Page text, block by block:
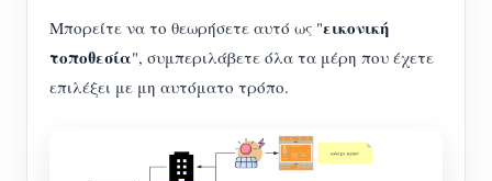
Μπορείτε να το θεωρήσετε αυτό ως "εικονική
τοποθεσία", συμπεριλάβετε όλα τα μέρη που έχετε
επιλέξει με μη αυτόματο τρόπο.